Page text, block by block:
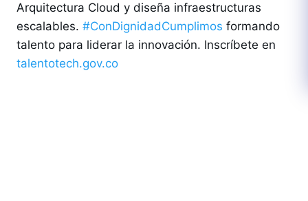
Arquitectura Cloud y diseña infraestructuras
escalables. #ConDignidadCumplimos formando
talento para liderar la innovación. Inscríbete en
talentotech.gov.co